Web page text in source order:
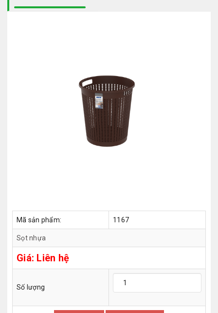
Mã sản phẩm: 1167
Sọt nhựa
Giá: Liên hệ
Số lượng